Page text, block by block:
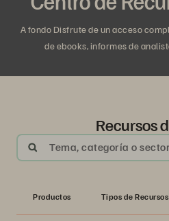
A fondo Disfrute de un acceso
de ebooks, informes de
Recursos
Tema, categoría o
Productos Tipos de Recursos